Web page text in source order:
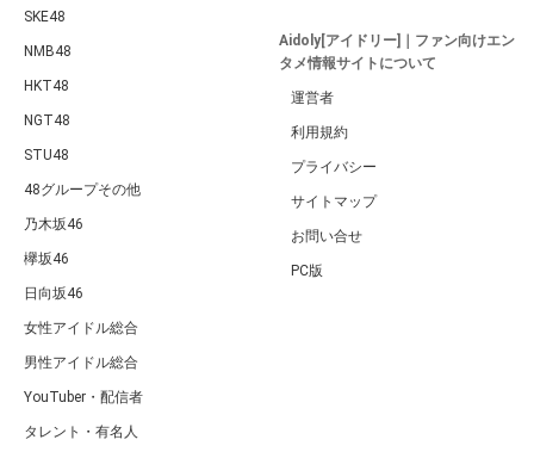
SKE48
NMB48
HKT48
NGT48
STU48
48グループその他
乃木坂46
欅坂46
日向坂46
女性アイドル総合
男性アイドル総合
YouTuber・配信者
タレント・有名人
Aidoly[アイドリー]｜ファン向けエン
タメ情報サイトについて
運営者
利用規約
プライバシー
サイトマップ
お問い合せ
PC版